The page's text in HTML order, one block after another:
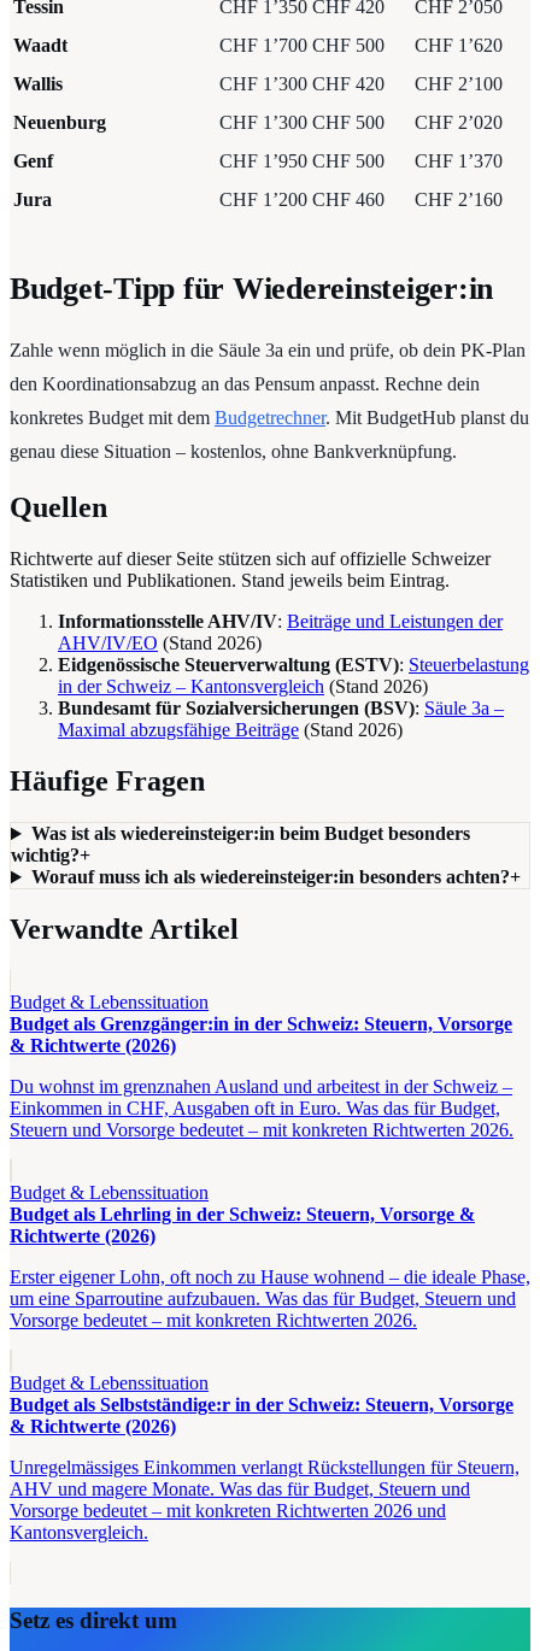
Tessin CHF 1’350 CHF 420
CHF 2’050
Waadt
CHF 1’700 CHF 500
CHF 1’620
Wallis
CHF 1’300 CHF 420
CHF 2’100
Neuenburg
CHF 1’300 CHF 500
CHF 2’020
Genf
CHF 1’950 CHF 500
CHF 1’370
Jura
CHF 1’200 CHF 460 CHF 2’160
Budget-Tipp für Wiedereinsteiger:in
Zahle wenn möglich in die Säule 3a ein und prüfe, ob dein PK-Plan
den Koordinationsabzug an das Pensum anpasst. Rechne dein
konkretes Budget mit dem Budgetrechner. Mit BudgetHub planst du
genau diese Situation – kostenlos, ohne Bankverknüpfung.
Quellen
Richtwerte auf dieser Seite stützen sich auf offizielle Schweizer
Statistiken und Publikationen. Stand jeweils beim Eintrag.
Informationsstelle AHV/IV: Beiträge und Leistungen der
AHV/IV/EO (Stand 2026)
Eidgenössische Steuerverwaltung (ESTV): Steuerbelastung
in der Schweiz – Kantonsvergleich (Stand 2026)
Bundesamt für Sozialversicherungen (BSV): Säule 3a –
Maximal abzugsfähige Beiträge (Stand 2026)
Häufige Fragen
Was ist als wiedereinsteiger:in beim Budget besonders
wichtig?+
Worauf muss ich als wiedereinsteiger:in besonders achten?+
Verwandte Artikel
Budget & Lebenssituation
Budget als Grenzgänger:in in der Schweiz: Steuern, Vorsorge
& Richtwerte (2026)
Du wohnst im grenznahen Ausland und arbeitest in der Schweiz –
Einkommen in CHF, Ausgaben oft in Euro. Was das für Budget,
Steuern und Vorsorge bedeutet – mit konkreten Richtwerten 2026.
Budget & Lebenssituation
Budget als Lehrling in der Schweiz: Steuern, Vorsorge &
Richtwerte (2026)
Erster eigener Lohn, oft noch zu Hause wohnend – die ideale Phase,
um eine Sparroutine aufzubauen. Was das für Budget, Steuern und
Vorsorge bedeutet – mit konkreten Richtwerten 2026.
Budget & Lebenssituation
Budget als Selbstständige:r in der Schweiz: Steuern, Vorsorge
& Richtwerte (2026)
Unregelmässiges Einkommen verlangt Rückstellungen für Steuern,
AHV und magere Monate. Was das für Budget, Steuern und
Vorsorge bedeutet – mit konkreten Richtwerten 2026 und
Kantonsvergleich.
Setz es direkt um